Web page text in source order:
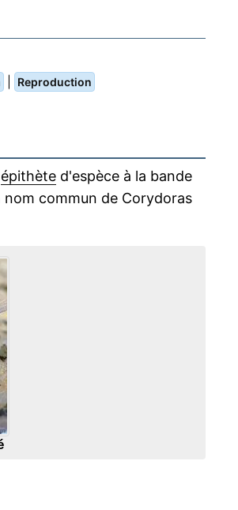
Reproduction
épithète d'espèce à la bande
commun de Corydoras